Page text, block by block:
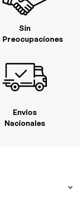
Envios
Nacionales
Sin
Preocupaciones